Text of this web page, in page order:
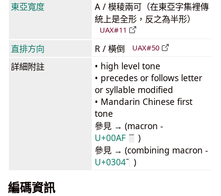
東亞寬度
A / 模稜兩可（在東亞字集裡傳
統上是全形，反之為半形）
UAX#11
直排方向 R / 橫倒 UAX#50
詳細附註
• high level tone
• precedes or follows letter
or syllable modified
• Mandarin Chinese first
tone
參見 → (macron -
U+00AF ¯ )
參見 → (combining macron -
U+0304
)
編碼資訊